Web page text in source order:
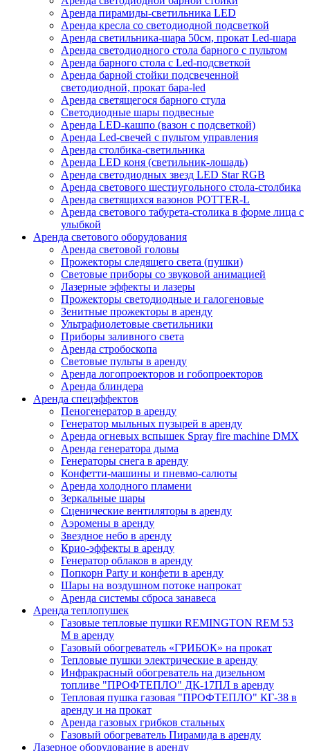
Аренда пирамиды-светильника LED
Аренда кресла со светодиодной подсветкой
Аренда светильника-шара 50см, прокат Led-шара
Аренда светодиодного стола барного с пультом
Аренда барного стола с Led-подсветкой
Аренда барной стойки подсвеченной
светодиодной, прокат бара-led
Аренда светящегося барного стула
Светодиодные шары подвесные
Аренда LED-кашпо (вазон с подсветкой)
Аренда Led-свечей с пультом управления
Аренда столбика-светильника
Аренда LED коня (светильник-лошадь)
Аренда светодиодных звезд LED Star RGB
Аренда светового шестиугольного стола-столбика
Аренда светящихся вазонов POTTER-L
Аренда светового табурета-столика в форме лица с
улыбкой
Аренда светового оборудования
Аренда световой головы
Прожекторы следящего света (пушки)
Световые приборы со звуковой анимацией
Лазерные эффекты и лазеры
Прожекторы светодиодные и галогеновые
Зенитные прожекторы в аренду
Ультрафиолетовые светильники
Приборы заливного света
Аренда стробоскопа
Световые пульты в аренду
Аренда логопроекторов и гобопроекторов
Аренда блиндера
Аренда спецэффектов
Пеногенератор в аренду
Генератор мыльных пузырей в аренду
Аренда огневых вспышек Spray fire machine DMX
Аренда генератора дыма
Генераторы снега в аренду
Конфетти-машины и пневмо-салюты
Аренда холодного пламени
Зеркальные шары
Сценические вентиляторы в аренду
Аэромены в аренду
Звездное небо в аренду
Крио-эффекты в аренду
Генератор облаков в аренду
Попкорн Party и конфети в аренду
Шары на воздушном потоке напрокат
Аренда cистемы сброса занавеса
Аренда теплопушек
Газовые тепловые пушки REMINGTON REM 53
M в аренду
Газовый обогреватель «ГРИБОК» на прокат
Тепловые пушки электрические в аренду
Инфракрасный обогреватель на дизельном
топливе "ПРОФТЕПЛО" ДК-17ПЛ в аренду
Тепловая пушка газовая "ПРОФТЕПЛО" КГ-38 в
аренду и на прокат
Аренда газовых грибков стальных
Газовый обогреватель Пирамида в аренду
Лазерное оборудование в аренду